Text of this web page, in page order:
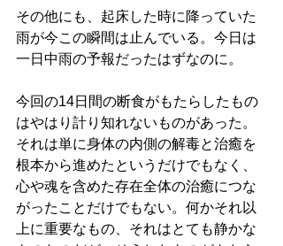
その他にも、起床した時に降っていた
雨が今この瞬間は止んでいる。今日は
一日中雨の予報だったはずなのに。
今回の14日間の断食がもたらしたもの
はやはり計り知れないものがあった。
それは単に身体の内側の解毒と治癒を
根本から進めたというだけでもなく、
心や魂を含めた存在全体の治癒につな
がったことだけでもない。何かそれ以
上に重要なもの、それはとても静かな